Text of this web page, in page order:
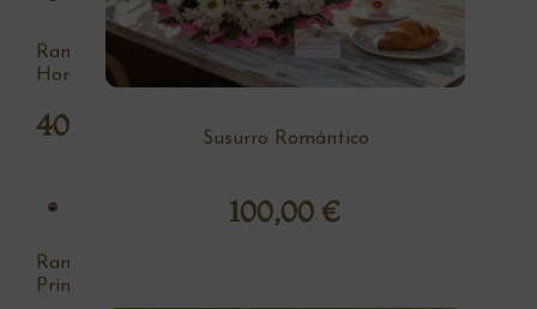
Susurro Romántico
100,00 €
Ramo
Hortensia
40,00
Ramo
Primavera